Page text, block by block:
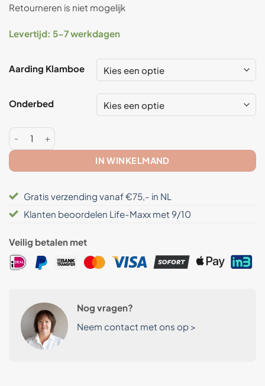
Retourneren is niet mogelijk
Levertijd: 5-7 werkdagen
Aarding Klamboe
Onderbed
Anti straling klamboe 2 pers - SAFECAVE Aantal
IN WINKELMAND
Gratis verzending vanaf €75,- in NL
Klanten beoordelen Life-Maxx met 9/10
Veilig betalen met
Nog vragen?
Neem contact met ons op >